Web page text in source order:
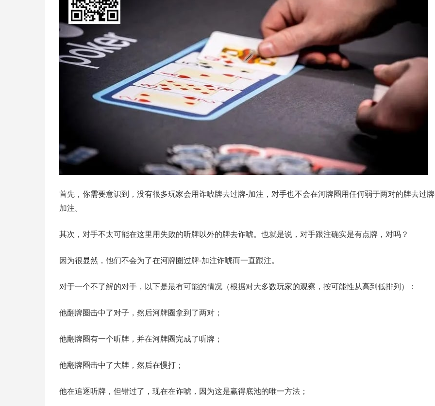
首先，你需要意识到，没有很多玩家会用诈唬牌去过牌-加注，对手也不会在河牌圈用任何弱于两对的牌去过
加注。
其次，对手不太可能在这里用失败的听牌以外的牌去诈唬。也就是说，对手跟注确实是有点牌，对吗？
因为很显然，他们不会为了在河牌圈过牌-加注诈唬而一直跟注。
对于一个不了解的对手，以下是最有可能的情况（根据对大多数玩家的观察，按可能性从高到低排列）：
他翻牌圈击中了对子，然后河牌圈拿到了两对；
他翻牌圈有一个听牌，并在河牌圈完成了听牌；
他翻牌圈击中了大牌，然后在慢打；
他在追逐听牌，但错过了，现在在诈唬，因为这是赢得底池的唯一方法；